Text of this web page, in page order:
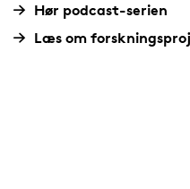
Hør podcast-serien
Læs om